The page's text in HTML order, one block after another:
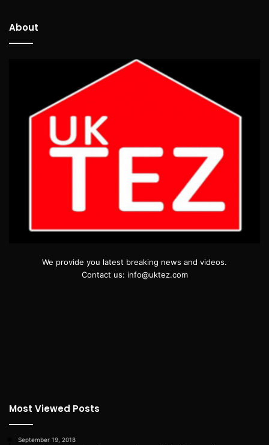
About
We provide you latest breaking news and videos.
Contact us: info@uktez.com
Most Viewed Posts
September 19, 2018